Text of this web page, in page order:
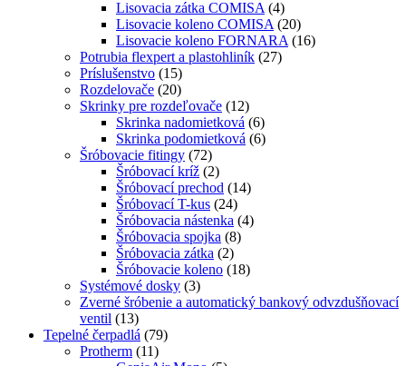
Lisovacia zátka COMISA (4)
Lisovacie koleno COMISA (20)
Lisovacie koleno FORNARA (16)
Potrubia flexpert a plastohliník (27)
Príslušenstvo (15)
Rozdelovače (20)
Skrinky pre rozdeľovače (12)
Skrinka nadomietková (6)
Skrinka podomietková (6)
Šróbovacie fitingy (72)
Šróbovací kríž (2)
Šróbovací prechod (14)
Šróbovací T-kus (24)
Šróbovacia nástenka (4)
Šróbovacia spojka (8)
Šróbovacia zátka (2)
Šróbovacie koleno (18)
Systémové dosky (3)
Zverné šróbenie a automatický bankový odvzdušňovací
ventil (13)
Tepelné čerpadlá (79)
Protherm (11)